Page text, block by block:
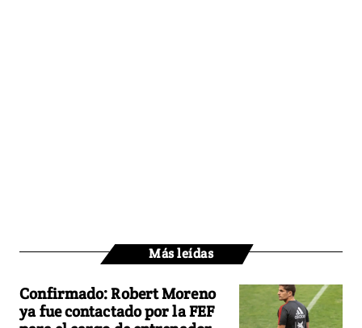
Más leídas
Confirmado: Robert Moreno
ya fue contactado por la FEF